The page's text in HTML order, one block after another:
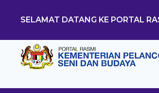
SELAMAT DATANG KE PORTAL